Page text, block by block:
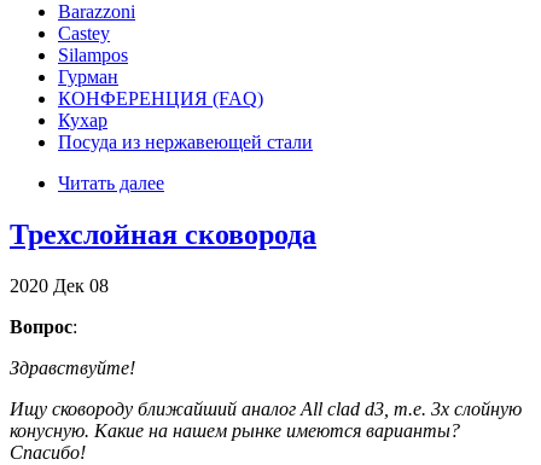
Barazzoni
Castey
Silampos
Гурман
КОНФЕРЕНЦИЯ (FAQ)
Кухар
Посуда из нержавеющей стали
Читать далее
Трехслойная сковорода
2020 Дек 08
Вопрос:
Здравствуйте!
Ищу сковороду ближайший аналог All clad d3, т.е. 3х слойную
конусную. Какие на нашем рынке имеются варианты?
Спасибо!